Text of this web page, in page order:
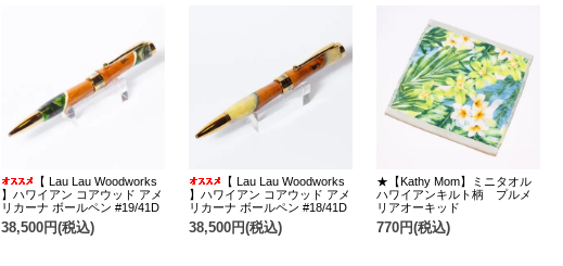
【 Lau Lau Woodworks
】ハワイアン コアウッド アメ
リカーナ ボールペン #19/41D
38,500円(税込)
【 Lau Lau Woodworks
】ハワイアン コアウッド アメ
リカーナ ボールペン #18/41D
38,500円(税込)
★【Kathy Mom】ミニタオル
ハワイアンキルト柄 プルメ
リアオーキッド
770円(税込)